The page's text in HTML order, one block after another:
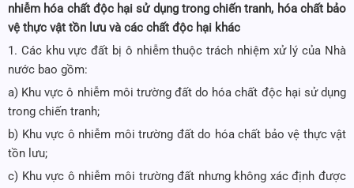
nhiễm hóa chất độc hại sử dụng trong chiến tranh, hóa chất bảo
vệ thực vật tồn lưu và các chất độc hại khác
1. Các khu vực đất bị ô nhiễm thuộc trách nhiệm xử lý của Nhà
nước bao gồm:
a) Khu vực ô nhiễm môi trường đất do hóa chất độc hại sử dụng
trong chiến tranh;
b) Khu vực ô nhiễm môi trường đất do hóa chất bảo vệ thực vật
tồn lưu;
c) Khu vực ô nhiễm môi trường đất nhưng không xác định được